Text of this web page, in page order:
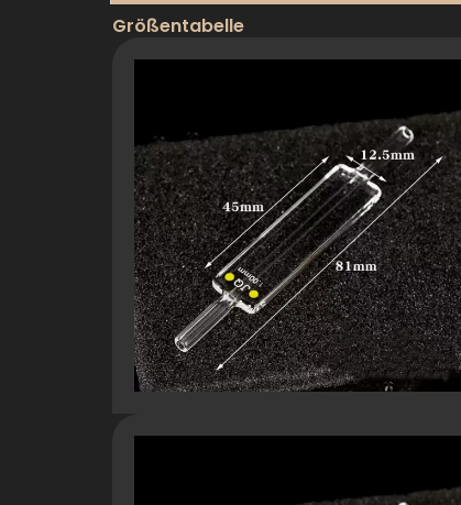
Chemische Beständigkeit
3. Optische Eigenschaften
Übertragungsbereich
UV-Grenzwert
Brechungsindex
Optische Homogenität
Doppelbrechung
Qualität der Oberfläche
Größentabelle